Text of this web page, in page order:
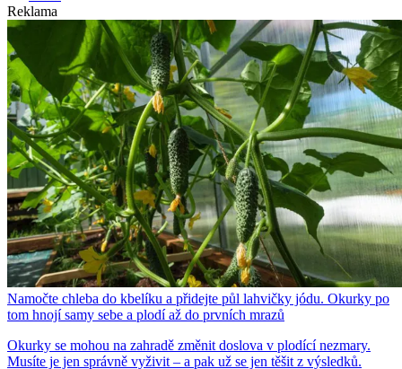
Reklama
Namočte chleba do kbelíku a přidejte půl lahvičky jódu. Okurky po
tom hnojí samy sebe a plodí až do prvních mrazů
Okurky se mohou na zahradě změnit doslova v plodící nezmary.
Musíte je jen správně vyživit – a pak už se jen těšit z výsledků.